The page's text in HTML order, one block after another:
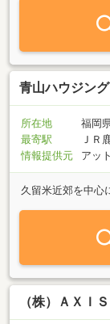
まずは、気軽に
期的に開催中で
使って、楽しく
が必要で、何を準
す。個別に無料相
て下さい。
青山ハウジング
所在地
福岡
最寄駅
ＪＲ
情報提供元
アッ
久留米近郊を中心
（株）ＡＸＩＳ